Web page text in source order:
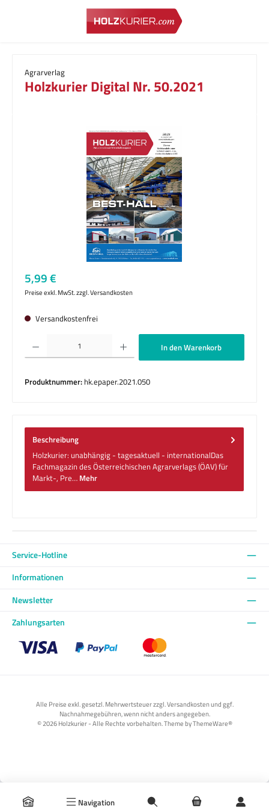
Zum Hauptinhalt springen
Navigation
Agrarverlag
Holzkurier Digital Nr. 50.2021
Bildergalerie überspringen
Regulärer Preis:
5,99 €
Preise exkl. MwSt. zzgl. Versandkosten
Versandkostenfrei
Produkt Anzahl: Gib den gewünschten Wert ein oder benutze die Schaltflächen um
In den Warenkorb
Produktnummer: hk.epaper.2021.050
Beschreibung
Holzkurier: unabhängig - tagesaktuell - internationalDas
Fachmagazin des Österreichischen Agrarverlags (ÖAV) für
Markt-, Pre… Mehr
Service-Hotline
Informationen
Newsletter
Zahlungsarten
Alle Preise exkl. gesetzl. Mehrwertsteuer zzgl. Versandkosten und ggf.
Nachnahmegebühren, wenn nicht anders angegeben.
© 2026 Holzkurier - Alle Rechte vorbehalten. Theme byThemeWare®